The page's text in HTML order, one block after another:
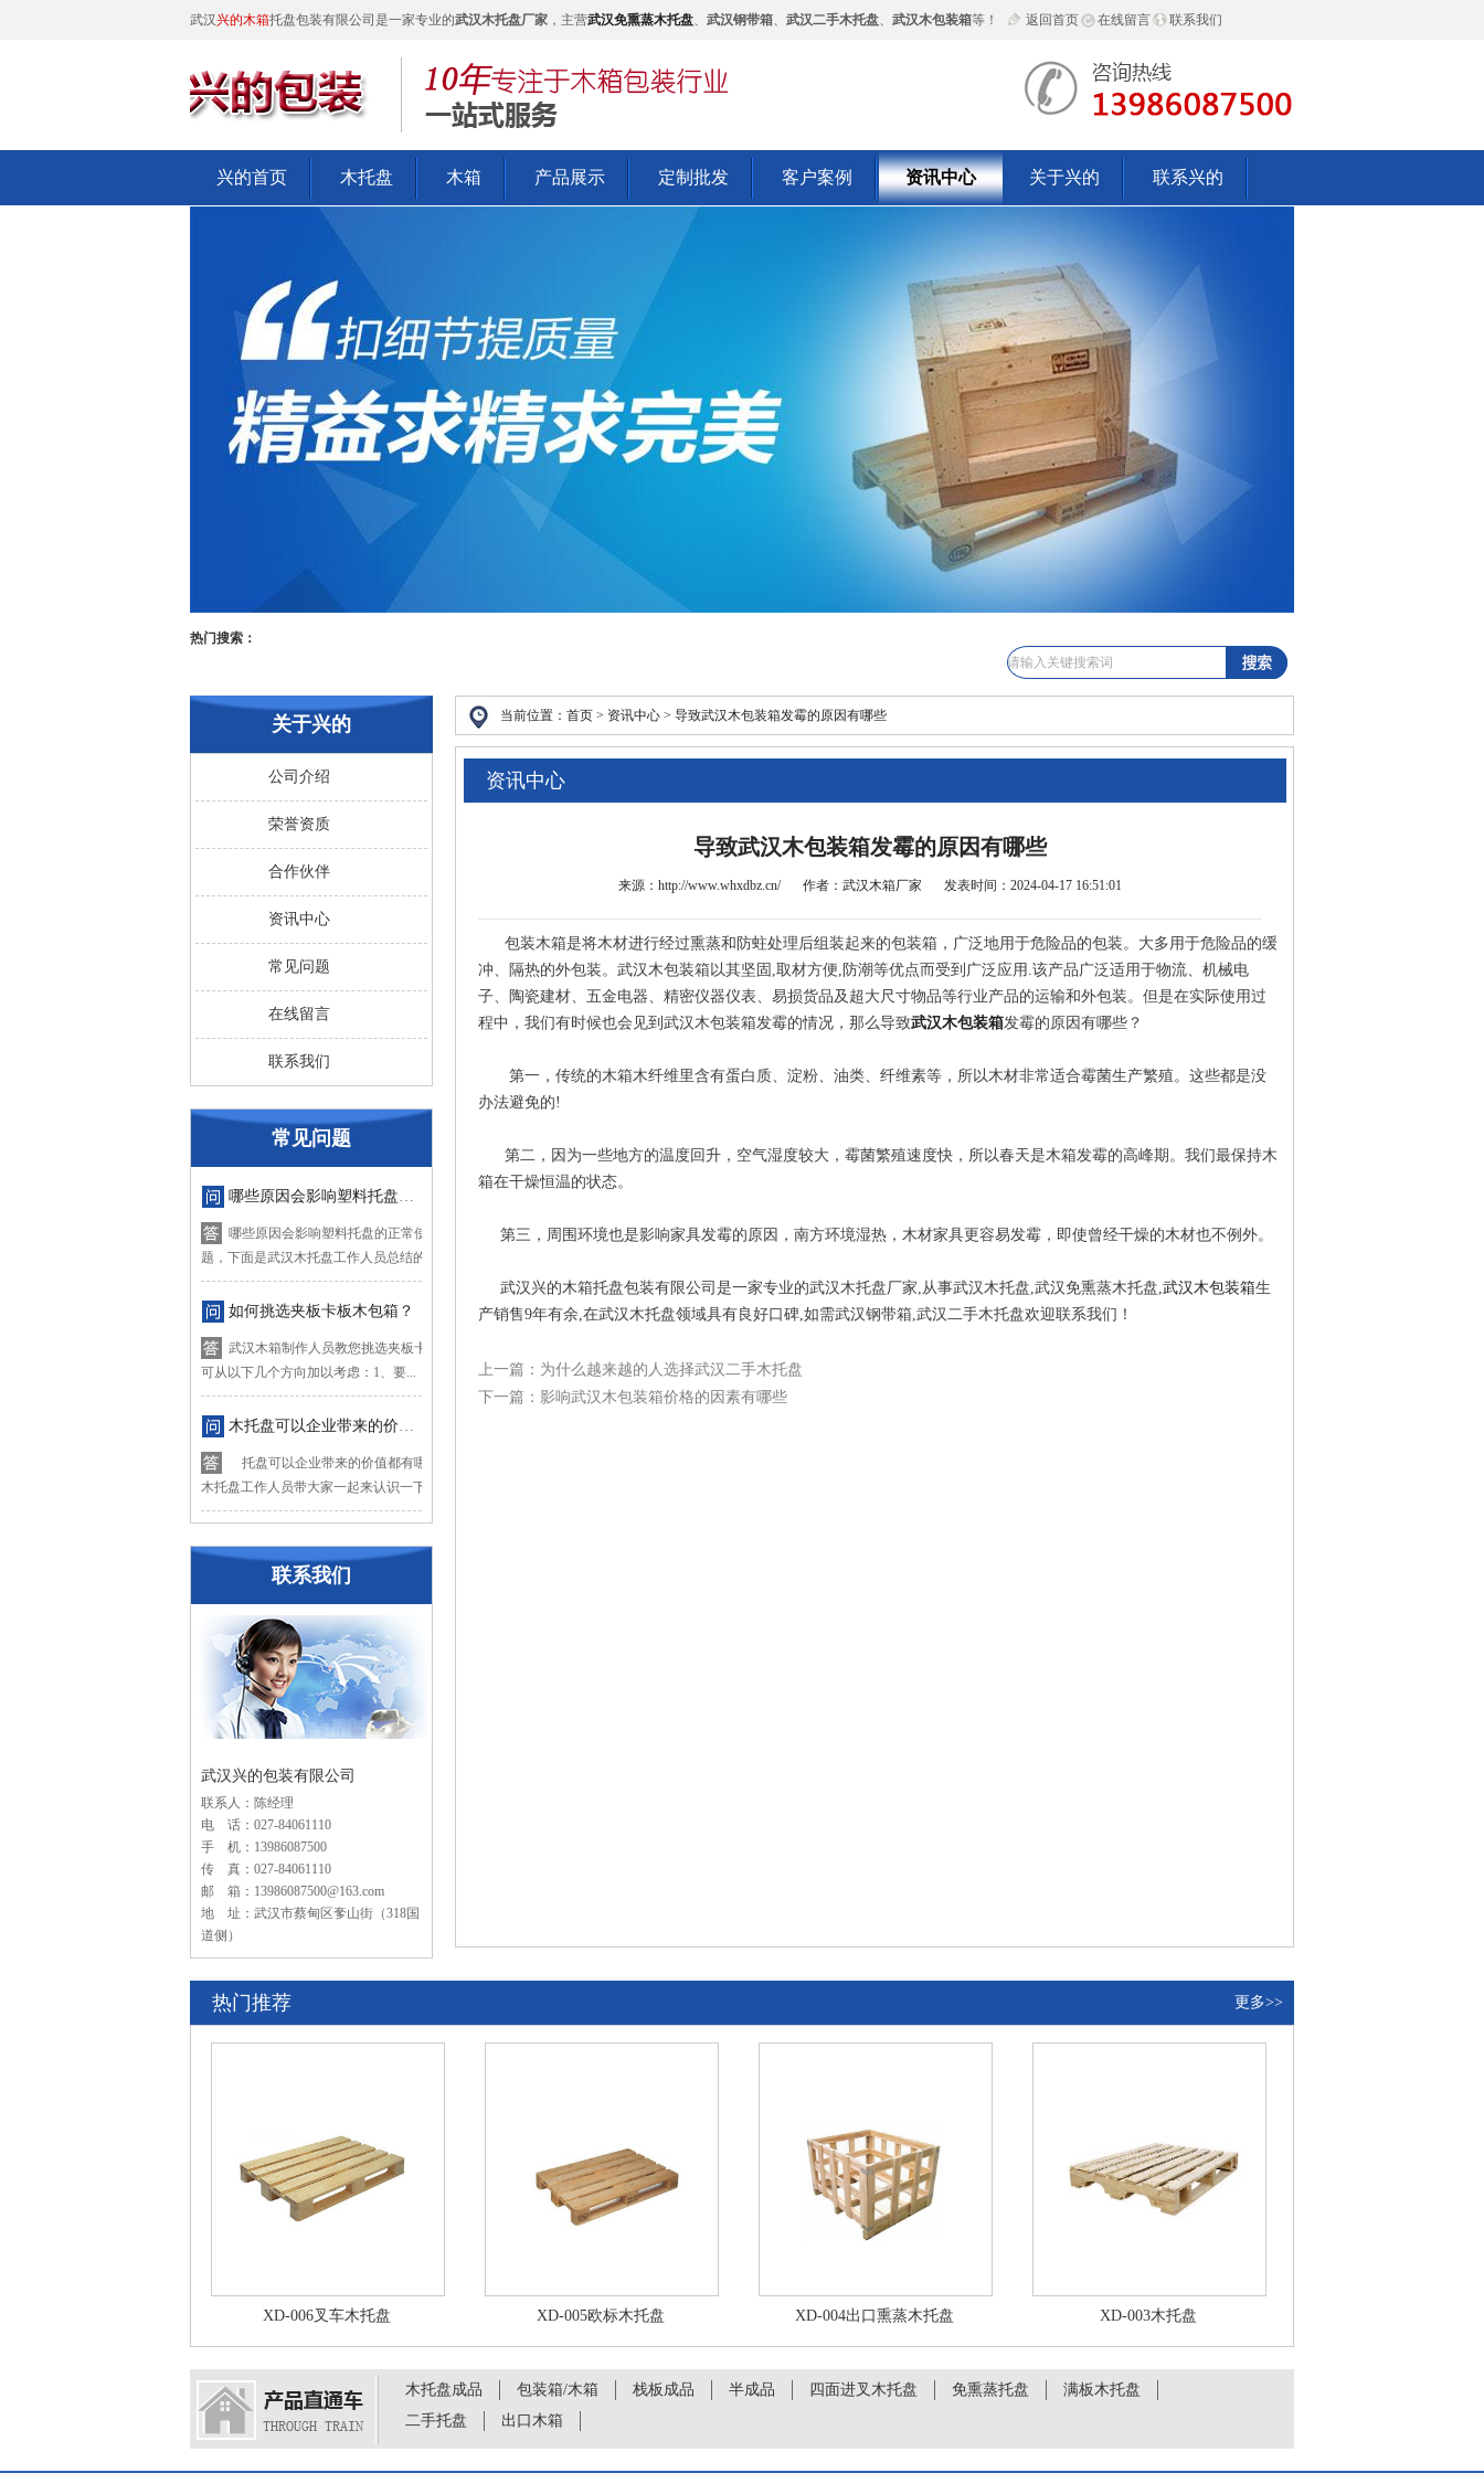
武汉兴的木箱托盘包装有限公司是一家专业的武汉木托盘厂家 ，主营武汉免熏蒸木托盘、 武汉钢带箱、 武汉二手木托盘、 武汉木包装箱等！ 返回首页 在线留言 联系我们
兴的首页 木托盘 木箱 产品展示 定制批发 客户案例 资讯中心 关于兴的 联系兴的
热门搜索：
关于兴的
公司介绍
荣誉资质
合作伙伴
资讯中心
常见问题
在线留言
联系我们
常见问题
哪些原因会影响塑料托盘的正常使用？
哪些原因会影响塑料托盘的正常使用？对于这个问
题，下面是武汉木托盘工作人员总结的四...
如何挑选夹板卡板木包箱？
武汉木箱制作人员教您挑选夹板卡板木箱，挑选时
可从以下几个方向加以考虑：1、要...
木托盘可以企业带来的价值都有哪些？
托盘可以企业带来的价值都有哪些？下面让武汉
木托盘工作人员带大家一起来认识一下木...
联系我们
武汉兴的包装有限公司
联系人：陈经理
电 话：027-84061110
手 机：13986087500
传 真：027-84061110
邮 箱：13986087500@163.com
地 址：武汉市蔡甸区奓山街（318国
道侧）
当前位置： 首页 > 资讯中心 > 导致武汉木包装箱发霉的原因有哪些
资讯中心
导致武汉木包装箱发霉的原因有哪些
来源：http://www.whxdbz.cn/ 作者： 武汉木箱厂家 发表时间：2024-04-17 16:51:01
包装木箱是将木材进行经过熏蒸和防蛀处理后组装起来的包装箱，广泛地用于危险品的包装。大多用于危险品的缓
冲、隔热的外包装。武汉木包装箱以其坚固,取材方便,防潮等优点而受到广泛应用.该产品广泛适用于物流、机械电
子、陶瓷建材、五金电器、精密仪器仪表、易损货品及超大尺寸物品等行业产品的运输和外包装。但是在实际使用过
程中，我们有时候也会见到武汉木包装箱发霉的情况，那么导致武汉木包装箱发霉的原因有哪些？
第一，传统的木箱木纤维里含有蛋白质、淀粉、油类、纤维素等，所以木材非常适合霉菌生产繁殖。这些都是没
办法避免的!
第二，因为一些地方的温度回升，空气湿度较大，霉菌繁殖速度快，所以春天是木箱发霉的高峰期。我们最保持木
箱在干燥恒温的状态。
第三，周围环境也是影响家具发霉的原因，南方环境湿热，木材家具更容易发霉，即使曾经干燥的木材也不例外。
武汉兴的木箱托盘包装有限公司是一家专业的武汉木托盘厂家,从事武汉木托盘,武汉免熏蒸木托盘,武汉木包装箱生
产销售9年有余,在武汉木托盘领域具有良好口碑,如需武汉钢带箱,武汉二手木托盘欢迎联系我们！
上一篇：为什么越来越的人选择武汉二手木托盘
下一篇：影响武汉木包装箱价格的因素有哪些
热门推荐 更多>>
XD-006叉车木托盘 XD-005欧标木托盘 XD-004出口熏蒸木托盘 XD-003木托盘
木托盘成品 包装箱/木箱 栈板成品 半成品 四面进叉木托盘 免熏蒸托盘
满板木托盘
二手托盘
出口木箱